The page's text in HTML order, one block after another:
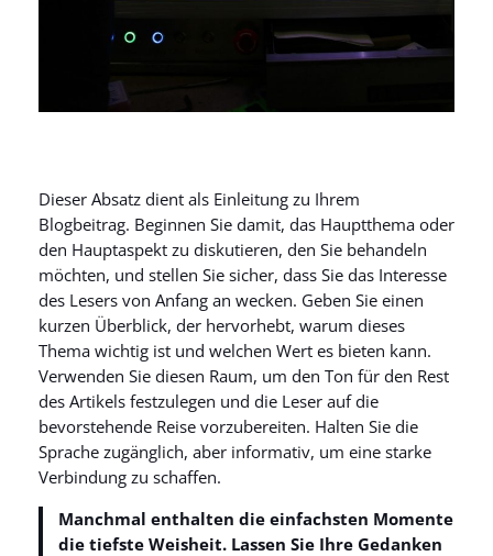
Dieser Absatz dient als Einleitung zu Ihrem
Blogbeitrag. Beginnen Sie damit, das Hauptthema oder
den Hauptaspekt zu diskutieren, den Sie behandeln
möchten, und stellen Sie sicher, dass Sie das Interesse
des Lesers von Anfang an wecken. Geben Sie einen
kurzen Überblick, der hervorhebt, warum dieses
Thema wichtig ist und welchen Wert es bieten kann.
Verwenden Sie diesen Raum, um den Ton für den Rest
des Artikels festzulegen und die Leser auf die
bevorstehende Reise vorzubereiten. Halten Sie die
Sprache zugänglich, aber informativ, um eine starke
Verbindung zu schaffen.
Manchmal enthalten die einfachsten Momente
die tiefste Weisheit. Lassen Sie Ihre Gedanken